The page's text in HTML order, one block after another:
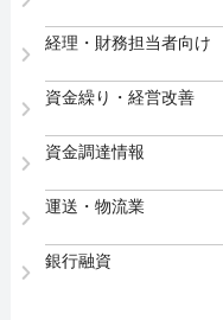
経理・財務担当者向け
資金繰り・経営改善
資金調達情報
運送・物流業
銀行融資